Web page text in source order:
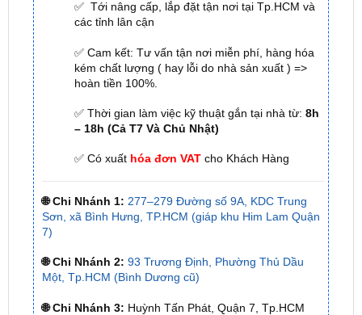
✅ Tới nâng cấp, lắp đặt tận nơi tại Tp.HCM và
các tỉnh lân cận
✅ Cam kết: Tư vấn tận nơi miễn phí, hàng hóa
kém chất lượng ( hay lỗi do nhà sản xuất ) =>
hoàn tiền 100%.
✅ Thời gian làm việc kỹ thuật gắn tại nhà từ: 8h
– 18h (Cả T7 Và Chủ Nhật)
✅ Có xuất hóa đơn VATcho Khách Hàng
🌐 Chi Nhánh 1: 277–279 Đường số 9A, KDC Trung
Sơn, xã Bình Hưng, TP.HCM (giáp khu Him Lam Quận
7)
🌐 Chi Nhánh 2: 93 Trương Định, Phường Thủ Dầu
Một, Tp.HCM (Bình Dương cũ)
🌐 Chi Nhánh 3: Huỳnh Tấn Phát, Quận 7, Tp.HCM